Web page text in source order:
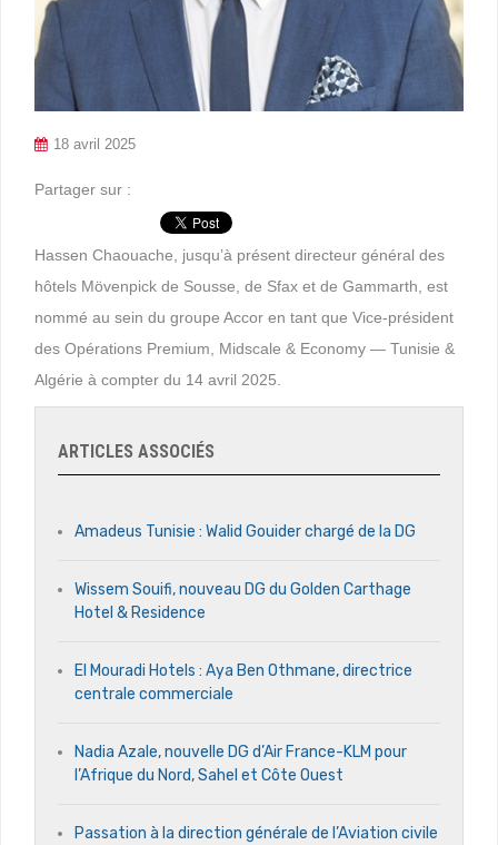
18 avril 2025
Partager sur :
Hassen Chaouache, jusqu’à présent directeur général des
hôtels Mövenpick de Sousse, de Sfax et de Gammarth, est
nommé au sein du groupe Accor en tant que Vice-président
des Opérations Premium, Midscale & Economy — Tunisie &
Algérie à compter du 14 avril 2025.
ARTICLES ASSOCIÉS
Amadeus Tunisie : Walid Gouider chargé de la DG
Wissem Souifi, nouveau DG du Golden Carthage
Hotel & Residence
El Mouradi Hotels : Aya Ben Othmane, directrice
centrale commerciale
Nadia Azale, nouvelle DG d’Air France-KLM pour
l’Afrique du Nord, Sahel et Côte Ouest
Passation à la direction générale de l’Aviation civile